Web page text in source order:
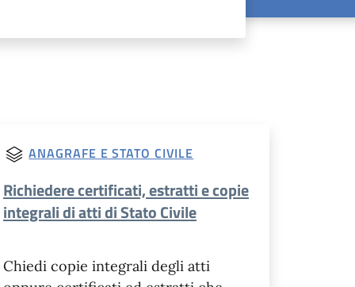
ANAGRAFE E STATO CIVILE
Richiedere certificati, estratti e copie
integrali di atti di Stato Civile
Chiedi copie integrali degli atti